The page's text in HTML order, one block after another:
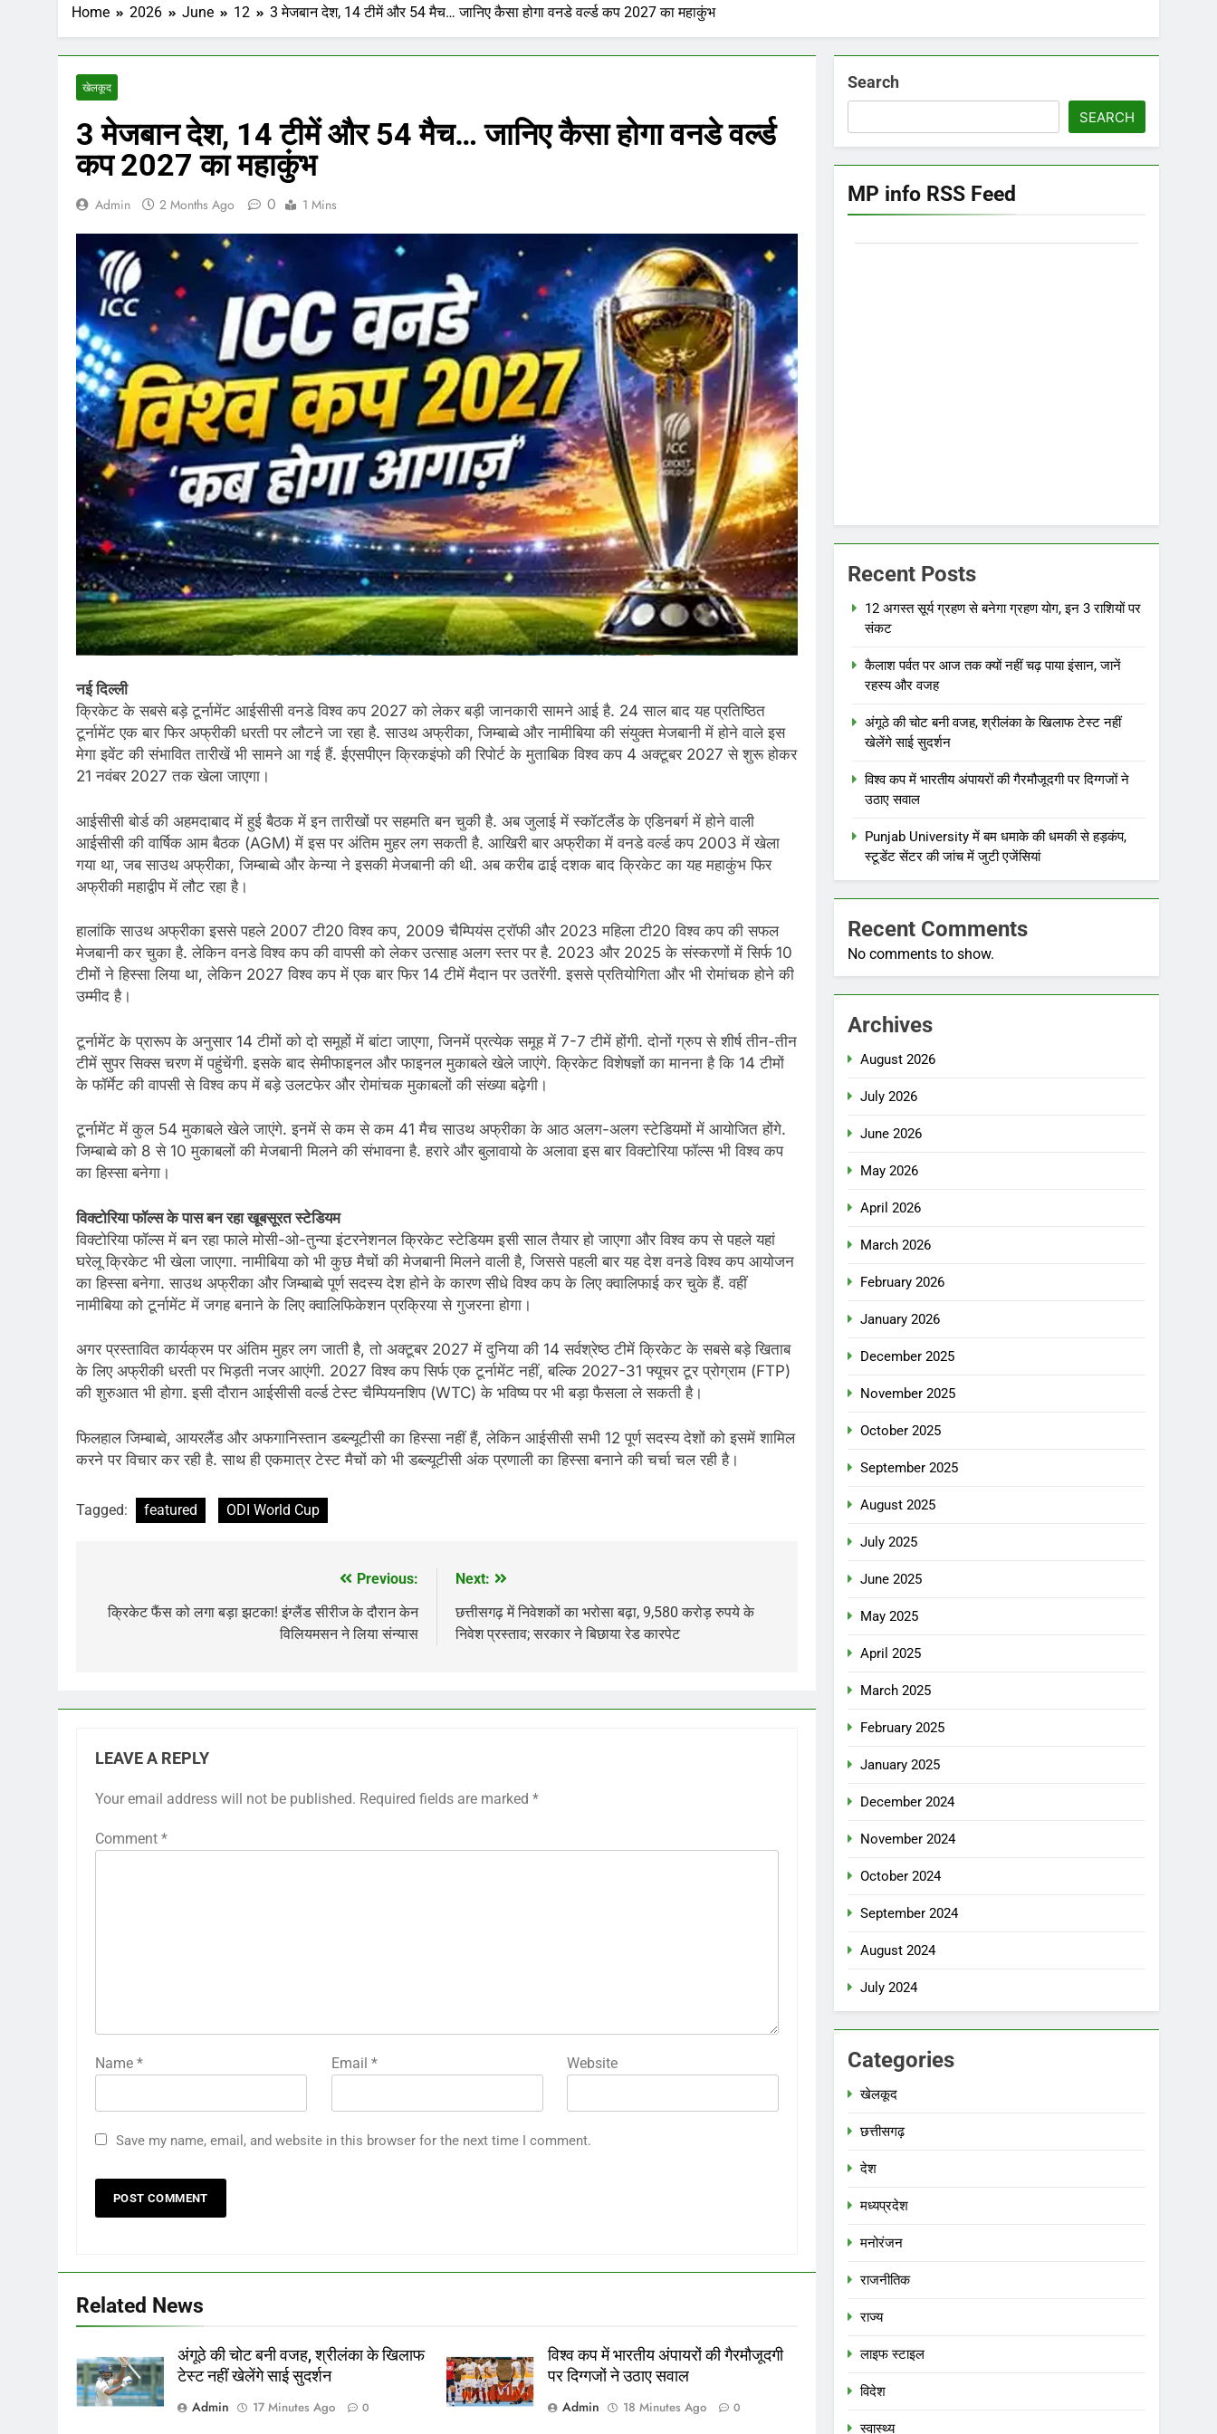
Home 2026 June 12 3 मेजबान देश, 14 टीमें और 54 मैच… जानिए कैसा होगा वनडे वर्ल्ड कप 2027 का महाकुंभ
खेलकूद
3 मेजबान देश, 14 टीमें और 54 मैच… जानिए कैसा होगा वनडे वर्ल्ड
कप 2027 का महाकुंभ
Admin 2 Months Ago 0 1 Mins
नई दिल्ली
क्रिकेट के सबसे बड़े टूर्नामेंट आईसीसी वनडे विश्व कप 2027 को लेकर बड़ी जानकारी सामने आई है. 24 साल बाद यह प्रतिष्ठित
टूर्नामेंट एक बार फिर अफ्रीकी धरती पर लौटने जा रहा है. साउथ अफ्रीका, जिम्बाब्वे और नामीबिया की संयुक्त मेजबानी में होने वाले इस
मेगा इवेंट की संभावित तारीखें भी सामने आ गई हैं. ईएसपीएन क्रिकइंफो की रिपोर्ट के मुताबिक विश्व कप 4 अक्टूबर 2027 से शुरू होकर
21 नवंबर 2027 तक खेला जाएगा।
आईसीसी बोर्ड की अहमदाबाद में हुई बैठक में इन तारीखों पर सहमति बन चुकी है. अब जुलाई में स्कॉटलैंड के एडिनबर्ग में होने वाली
आईसीसी की वार्षिक आम बैठक (AGM) में इस पर अंतिम मुहर लग सकती है. आखिरी बार अफ्रीका में वनडे वर्ल्ड कप 2003 में खेला
गया था, जब साउथ अफ्रीका, जिम्बाब्वे और केन्या ने इसकी मेजबानी की थी. अब करीब ढाई दशक बाद क्रिकेट का यह महाकुंभ फिर
अफ्रीकी महाद्वीप में लौट रहा है।
हालांकि साउथ अफ्रीका इससे पहले 2007 टी20 विश्व कप, 2009 चैम्पियंस ट्रॉफी और 2023 महिला टी20 विश्व कप की सफल
मेजबानी कर चुका है. लेकिन वनडे विश्व कप की वापसी को लेकर उत्साह अलग स्तर पर है. 2023 और 2025 के संस्करणों में सिर्फ 10
टीमों ने हिस्सा लिया था, लेकिन 2027 विश्व कप में एक बार फिर 14 टीमें मैदान पर उतरेंगी. इससे प्रतियोगिता और भी रोमांचक होने की
उम्मीद है।
टूर्नामेंट के प्रारूप के अनुसार 14 टीमों को दो समूहों में बांटा जाएगा, जिनमें प्रत्येक समूह में 7-7 टीमें होंगी. दोनों ग्रुप से शीर्ष तीन-तीन
टीमें सुपर सिक्स चरण में पहुंचेंगी. इसके बाद सेमीफाइनल और फाइनल मुकाबले खेले जाएंगे. क्रिकेट विशेषज्ञों का मानना है कि 14 टीमों
के फॉर्मेट की वापसी से विश्व कप में बड़े उलटफेर और रोमांचक मुकाबलों की संख्या बढ़ेगी।
टूर्नामेंट में कुल 54 मुकाबले खेले जाएंगे. इनमें से कम से कम 41 मैच साउथ अफ्रीका के आठ अलग-अलग स्टेडियमों में आयोजित होंगे.
जिम्बाब्वे को 8 से 10 मुकाबलों की मेजबानी मिलने की संभावना है. हरारे और बुलावायो के अलावा इस बार विक्टोरिया फॉल्स भी विश्व कप
का हिस्सा बनेगा।
विक्टोरिया फॉल्स के पास बन रहा खूबसूरत स्टेडियम
विक्टोरिया फॉल्स में बन रहा फाले मोसी-ओ-तुन्या इंटरनेशनल क्रिकेट स्टेडियम इसी साल तैयार हो जाएगा और विश्व कप से पहले यहां
घरेलू क्रिकेट भी खेला जाएगा. नामीबिया को भी कुछ मैचों की मेजबानी मिलने वाली है, जिससे पहली बार यह देश वनडे विश्व कप आयोजन
का हिस्सा बनेगा. साउथ अफ्रीका और जिम्बाब्वे पूर्ण सदस्य देश होने के कारण सीधे विश्व कप के लिए क्वालिफाई कर चुके हैं. वहीं
नामीबिया को टूर्नामेंट में जगह बनाने के लिए क्वालिफिकेशन प्रक्रिया से गुजरना होगा।
अगर प्रस्तावित कार्यक्रम पर अंतिम मुहर लग जाती है, तो अक्टूबर 2027 में दुनिया की 14 सर्वश्रेष्ठ टीमें क्रिकेट के सबसे बड़े खिताब
के लिए अफ्रीकी धरती पर भिड़ती नजर आएंगी. 2027 विश्व कप सिर्फ एक टूर्नामेंट नहीं, बल्कि 2027-31 फ्यूचर टूर प्रोग्राम (FTP)
की शुरुआत भी होगा. इसी दौरान आईसीसी वर्ल्ड टेस्ट चैम्पियनशिप (WTC) के भविष्य पर भी बड़ा फैसला ले सकती है।
फिलहाल जिम्बाब्वे, आयरलैंड और अफगानिस्तान डब्ल्यूटीसी का हिस्सा नहीं हैं, लेकिन आईसीसी सभी 12 पूर्ण सदस्य देशों को इसमें शामिल
करने पर विचार कर रही है. साथ ही एकमात्र टेस्ट मैचों को भी डब्ल्यूटीसी अंक प्रणाली का हिस्सा बनाने की चर्चा चल रही है।
Tagged: featured ODI World Cup
navigation
Previous:
क्रिकेट फैंस को लगा बड़ा झटका! इंग्लैंड सीरीज के दौरान केन
विलियमसन ने लिया संन्यास
Next:
छत्तीसगढ़ में निवेशकों का भरोसा बढ़ा, 9,580 करोड़ रुपये के
निवेश प्रस्ताव; सरकार ने बिछाया रेड कारपेट
LEAVE A REPLY
Your email address will not be published. Required fields are marked *
Comment *
Name * Email * Website
Save my name, email, and website in this browser for the next time I comment.
Related News
अंगूठे की चोट बनी वजह, श्रीलंका के खिलाफ
टेस्ट नहीं खेलेंगे साई सुदर्शन
Admin
17 Minutes Ago 0
विश्व कप में भारतीय अंपायरों की गैरमौजूदगी
पर दिग्गजों ने उठाए सवाल
Admin
18 Minutes Ago 0
Search
SEARCH
MP info RSS Feed
Recent Posts
12 अगस्त सूर्य ग्रहण से बनेगा ग्रहण योग, इन 3 राशियों पर
संकट
कैलाश पर्वत पर आज तक क्यों नहीं चढ़ पाया इंसान, जानें
रहस्य और वजह
अंगूठे की चोट बनी वजह, श्रीलंका के खिलाफ टेस्ट नहीं
खेलेंगे साई सुदर्शन
विश्व कप में भारतीय अंपायरों की गैरमौजूदगी पर दिग्गजों ने
उठाए सवाल
Punjab University में बम धमाके की धमकी से हड़कंप,
स्टूडेंट सेंटर की जांच में जुटी एजेंसियां
Recent Comments
No comments to show.
Archives
August 2026
July 2026
June 2026
May 2026
April 2026
March 2026
February 2026
January 2026
December 2025
November 2025
October 2025
September 2025
August 2025
July 2025
June 2025
May 2025
April 2025
March 2025
February 2025
January 2025
December 2024
November 2024
October 2024
September 2024
August 2024
July 2024
Categories
खेलकूद
छत्तीसगढ़
देश
मध्‍यप्रदेश
मनोरंजन
राजनीतिक
राज्य
लाइफ स्टाइल
विदेश
स्‍वास्‍थ्‍य